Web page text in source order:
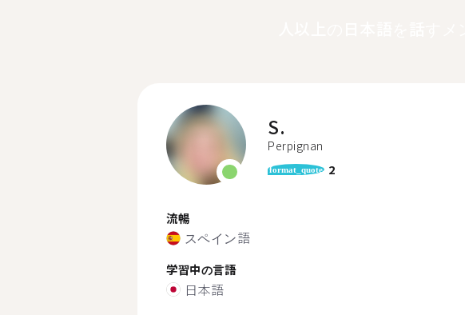
S.
Perpignan
format_quote 2
流暢
スペイン語
学習中の言語
日本語